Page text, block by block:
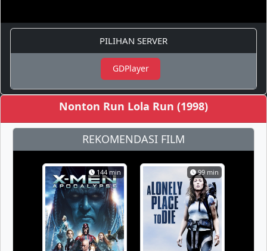
PILIHAN SERVER
GDPlayer
Nonton Run Lola Run (1998)
REKOMENDASI FILM
144 min 99 min